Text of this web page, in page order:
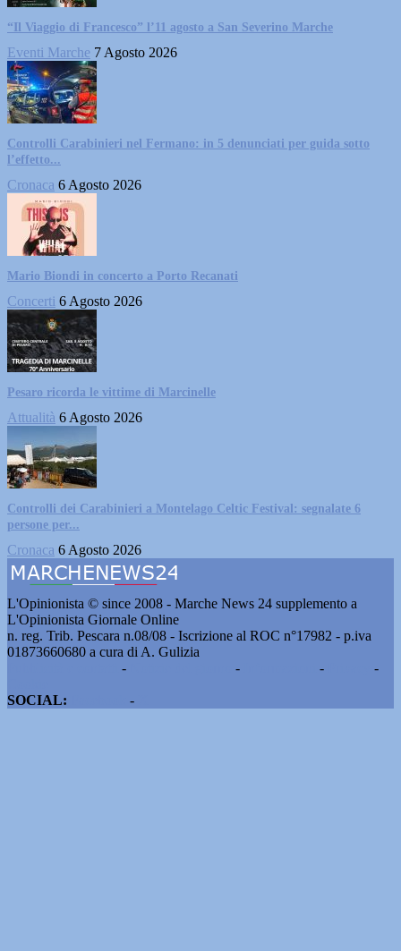
“Il Viaggio di Francesco” l’11 agosto a San Severino Marche
Eventi Marche 7 Agosto 2026
Controlli Carabinieri nel Fermano: in 5 denunciati per guida sotto
l’effetto...
Cronaca 6 Agosto 2026
Mario Biondi in concerto a Porto Recanati
Concerti 6 Agosto 2026
Pesaro ricorda le vittime di Marcinelle
Attualità 6 Agosto 2026
Controlli dei Carabinieri a Montelago Celtic Festival: segnalate 6
persone per...
Cronaca 6 Agosto 2026
L'Opinionista © since 2008 - Marche News 24 supplemento a
L'Opinionista Giornale Online
n. reg. Trib. Pescara n.08/08 - Iscrizione al ROC n°17982 - p.iva
01873660680 a cura di A. Gulizia
- - -
-
SOCIAL:
-